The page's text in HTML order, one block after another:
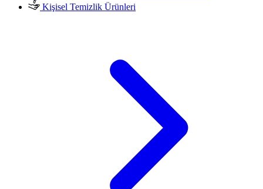
Kişisel Temizlik Ürünleri